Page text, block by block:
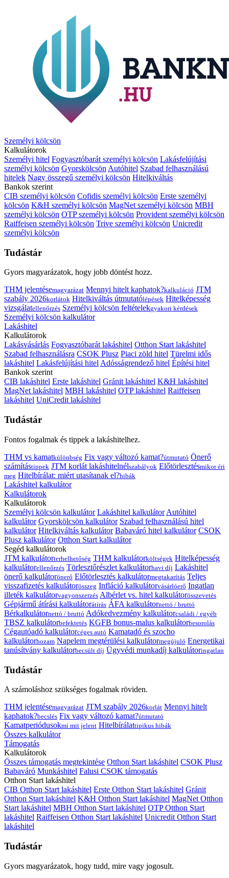
Személyi kölcsön
Kalkulátorok
Személyi hitel Fogyasztóbarát személyi kölcsön Lakásfelújítási
személyi kölcsön Gyorskölcsön Autóhitel Szabad felhasználású
hitelek Nagy összegű személyi kölcsön Hitelkiváltás
Bankok szerint
CIB személyi kölcsön Cofidis személyi kölcsön Erste személyi
kölcsön K&H személyi kölcsön MagNet személyi kölcsön MBH
személyi kölcsön OTP személyi kölcsön Provident személyi kölcsön
Raiffeisen személyi kölcsön Trive személyi kölcsön Unicredit
személyi kölcsön
Tudástár
Gyors magyarázatok, hogy jobb döntést hozz.
THM jelentésemagyarázat Mennyi hitelt kaphatok?kalkuláció JTM
szabály 2026korlátok Hitelkiváltás útmutatólépések Hitelképesség
vizsgálatellenőrzés Személyi kölcsön feltételekgyakori kérdések
Személyi kölcsön kalkulátor
Lakáshitel
Kalkulátorok
Lakásvásárlás Fogyasztóbarát lakáshitel Otthon Start lakáshitel
Szabad felhasználásra CSOK Plusz Piaci zöld hitel Türelmi idős
lakáshitel Lakásfelújítási hitelAdósságrendező hitel Építési hitel
Bankok szerint
CIB lakáshitel Erste lakáshitel Gránit lakáshitel K&H lakáshitel
MagNet lakáshitel MBH lakáshitel OTP lakáshitel Raiffeisen
lakáshitel UniCredit lakáshitel
Tudástár
Fontos fogalmak és tippek a lakáshitelhez.
THM vs kamatkülönbség Fix vagy változó kamat?útmutató Önerő
számítástippek JTM korlát lakáshitelnélszabályok Előtörlesztésmikor éri
meg Hitelbírálat: miért utasítanak el?hibák
Lakáshitel kalkulátor
Kalkulátorok
Kalkulátorok
Személyi kölcsön kalkulátor Lakáshitel kalkulátor Autóhitel
kalkulátor Gyorskölcsön kalkulátor Szabad felhasználású hitel
kalkulátor Hitelkiváltás kalkulátor Babaváró hitel kalkulátor CSOK
Plusz kalkulátor Otthon Start kalkulátor
Segéd kalkulátorok
JTM kalkulátorterhelhetőség THM kalkulátorköltségek Hitelképesség
kalkulátorellenőrzés Törlesztőrészlet kalkulátorhavi díj Lakáshitel
önerő kalkulátorönerő Előtörlesztés kalkulátormegtakarítás Teljes
visszafizetés kalkulátorösszeg Infláció kalkulátorvásárlóerő Ingatlan
illeték kalkulátorvagyonszerzés Albérlet vs. hitel kalkulátorösszevetés
Gépjármű átírási kalkulátorátírás ÁFA kalkulátornettó / bruttó
Bérkalkulátornettó / bruttó Adókedvezmény kalkulátorcsaládi / egyéb
TBSZ kalkulátorbefektetés KGFB bonus-malus kalkulátorbesorolás
Cégautóadó kalkulátorcéges autó Kamatadó és szocho
kalkulátorhozam Napelem megtérülési kalkulátormegújuló Energetikai
tanúsítvány kalkulátorbecsült díj Ügyvédi munkadíj kalkulátoringatlan
Tudástár
A számoláshoz szükséges fogalmak röviden.
THM jelentésemagyarázat JTM szabály 2026korlát Mennyi hitelt
kaphatok?becslés Fix vagy változó kamat?útmutató
Kamatperiódusokmi mit jelent Hitelbírálattipikus hibák
Összes kalkulátor
Támogatás
Kalkulátorok
Összes támogatás megtekintése Otthon Start lakáshitel CSOK Plusz
Babaváró Munkáshitel Falusi CSOK támogatás
Otthon Start lakáshitel
CIB Otthon Start lakáshitel Erste Otthon Start lakáshitel Gránit
Otthon Start lakáshitel K&H Otthon Start lakáshitel MagNet Otthon
Start lakáshitel MBH Otthon Start lakáshitel OTP Otthon Start
lakáshitel Raiffeisen Otthon Start lakáshitel Unicredit Otthon Start
lakáshitel
Tudástár
Gyors magyarázatok, hogy tudd, mire vagy jogosult.